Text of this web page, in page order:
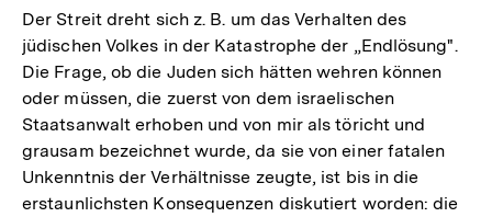
Der Streit dreht sich z. B. um das Verhalten des
jüdischen Volkes in der Katastrophe der „Endlösung".
Die Frage, ob die Juden sich hätten wehren können
oder müssen, die zuerst von dem israelischen
Staatsanwalt erhoben und von mir als töricht und
grausam bezeichnet wurde, da sie von einer fatalen
Unkenntnis der Verhältnisse zeugte, ist bis in die
erstaunlichsten Konsequenzen diskutiert worden: die